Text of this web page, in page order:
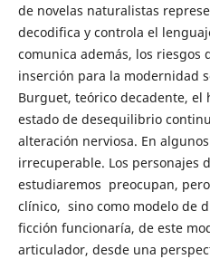
de novelas naturalistas
decodifica y controla el
comunica además, los riesgos
inserción para la modernidad
Burguet, teórico decadente, el
estado de desequilibrio
alteración nerviosa. En
irrecuperable. Los personajes
estudiaremos preocupan,
clínico, sino como modelo de
ficción funcionaría, de este
articulador, desde una